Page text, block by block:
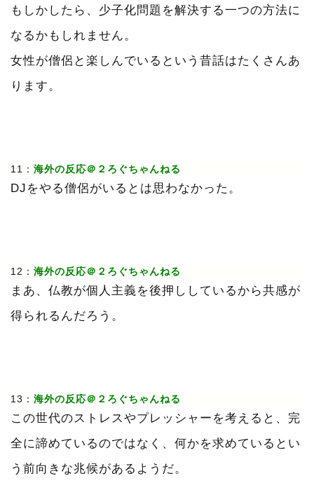
もしかしたら、少子化問題を解決する一つの方法に
なるかもしれません。
女性が僧侶と楽しんでいるという昔話はたくさんあ
ります。
11： 海外の反応＠２ろぐちゃんねる
DJをやる僧侶がいるとは思わなかった。
12： 海外の反応＠２ろぐちゃんねる
まあ、仏教が個人主義を後押ししているから共感が
得られるんだろう。
13： 海外の反応＠２ろぐちゃんねる
この世代のストレスやプレッシャーを考えると、完
全に諦めているのではなく、何かを求めているとい
う前向きな兆候があるようだ。